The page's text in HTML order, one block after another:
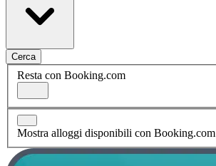
Cerca
Resta con Booking.com
Mostra alloggi disponibili con Booking.com